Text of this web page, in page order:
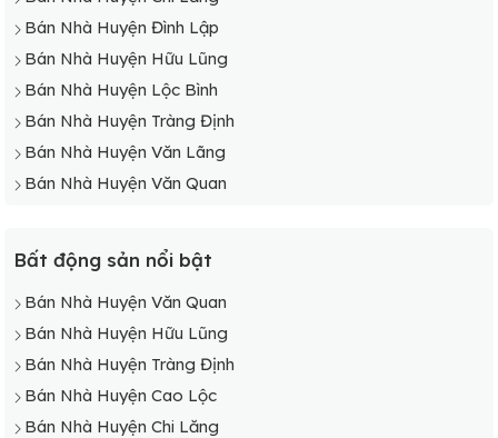
Bán Nhà Xã Khuất Xá
Bán Nhà Xã Lợi Bác
Bán Nhà Xã Lục Thôn
Bán Nhà Xã Mẫu Sơn
Bán Nhà Xã Minh Phát
Bán Nhà Huyện Đình Lập
Bán Nhà Huyện Hữu Lũng
Bán Nhà Huyện Lộc Bình
Bán Nhà Huyện Tràng Định
Bán Nhà Huyện Văn Lãng
Bán Nhà Huyện Văn Quan
Bất động sản nổi bật
Bán Nhà Huyện Văn Quan
Bán Nhà Huyện Hữu Lũng
Bán Nhà Huyện Tràng Định
Bán Nhà Huyện Cao Lộc
Bán Nhà Huyện Chi Lăng